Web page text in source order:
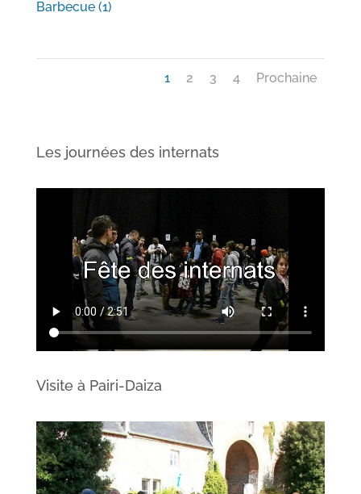
Barbecue (1)
1 2 3 4 Prochaine
Les journées des internats
Visite à Pairi-Daiza